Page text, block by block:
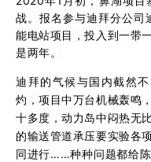
战。报名参与迪拜分公
能电站项目，投入到一带
是两年。
迪拜的气候与国内截然
灼，项目中万台机械轰鸣
十多度，动力岛中闷热无
的输送管道承压要实验各
同进行……种种问题都给